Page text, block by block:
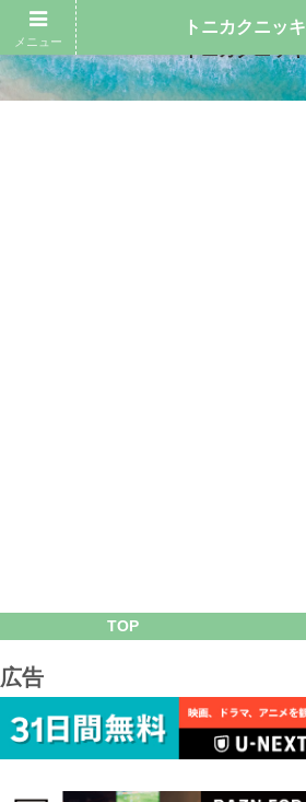
TOP
広告
メニュー
トニカクニッキ